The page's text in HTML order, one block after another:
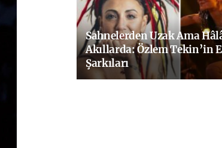
Sahnelerden Uzak Ama
Akıllarda: Özlem Tekin’in
Şarkıları